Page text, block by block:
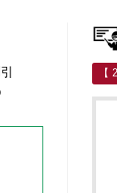
【